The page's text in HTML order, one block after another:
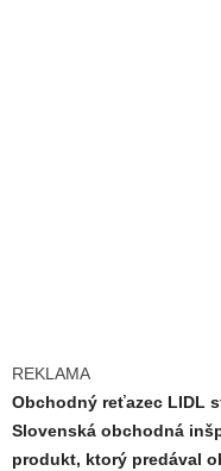
REKLAMA
Obchodný reťazec LIDL
Slovenská obchodná
produkt, ktorý predával